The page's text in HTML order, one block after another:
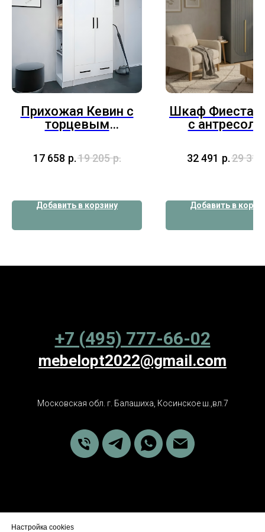
Прихожая Кевин с
торцевым
17 658 р.19 205 р.
Добавить в корзину
Шкаф Фиеста
с
32 491 р.29 315
Добавить в
+7 (495) 777-66-02
mebelopt2022@gmail.com
Московская обл. г. Балашиха, Косинское ш.,вл.7
Настройка cookies